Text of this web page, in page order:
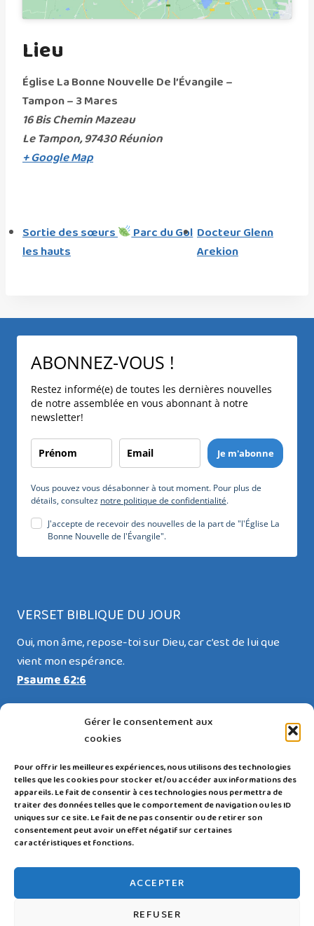
Gérer le consentement aux
cookies
Pour offrir les meilleures expériences, nous utilisons des technologies
telles que les cookies pour stocker et/ou accéder aux informations des
appareils. Le fait de consentir à ces technologies nous permettra de
traiter des données telles que le comportement de navigation ou les ID
uniques sur ce site. Le fait de ne pas consentir ou de retirer son
consentement peut avoir un effet négatif sur certaines
caractéristiques et fonctions.
ACCEPTER
REFUSER
Lieu
Église La Bonne Nouvelle De l’Évangile –
Tampon – 3 Mares
16 Bis Chemin Mazeau
Le Tampon,97430Réunion
+ Google Map
Sortie des sœurs
Parc du Gol
les hauts
Docteur Glenn
Arekion
ABONNEZ-VOUS !
Restez informé(e) de toutes les dernières nouvelles
de notre assemblée en vous abonnant à notre
newsletter!
Je m'abonne
Vous pouvez vous désabonner à tout moment. Pour plus de
détails, consultez notre politique de confidentialité.
J'accepte de recevoir des nouvelles de la part de "l'Église La
Bonne Nouvelle de l'Évangile".
VERSET BIBLIQUE DU JOUR
Oui, mon âme, repose-toi sur Dieu, car c’est de lui que
vient mon espérance.
Psaume 62:6
RESTEZ CONNECTÉ(E)
Politique de confidentialité|Mentions légales et
Politique de cookies |